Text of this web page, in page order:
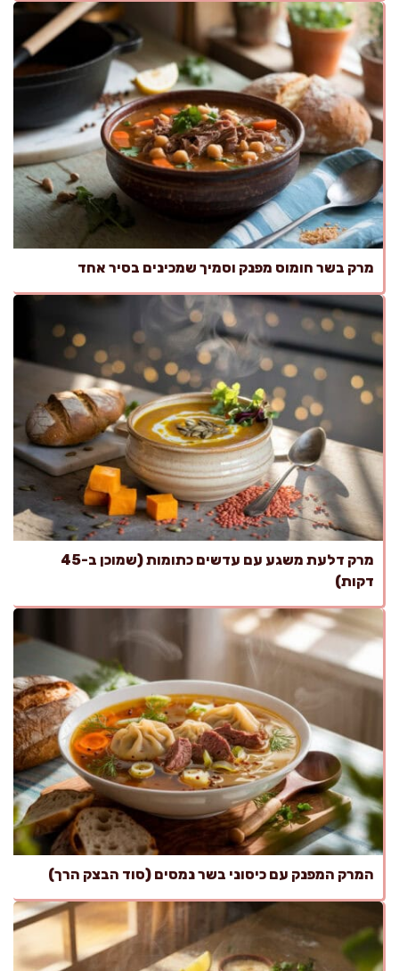
מרק בשר חומוס מפנק וסמיך שמכינים בסיר אחד
מרק דלעת משגע עם עדשים כתומות (שמוכן ב-45
דקות)
המרק המפנק עם כיסוני בשר נמסים (סוד הבצק הרך)